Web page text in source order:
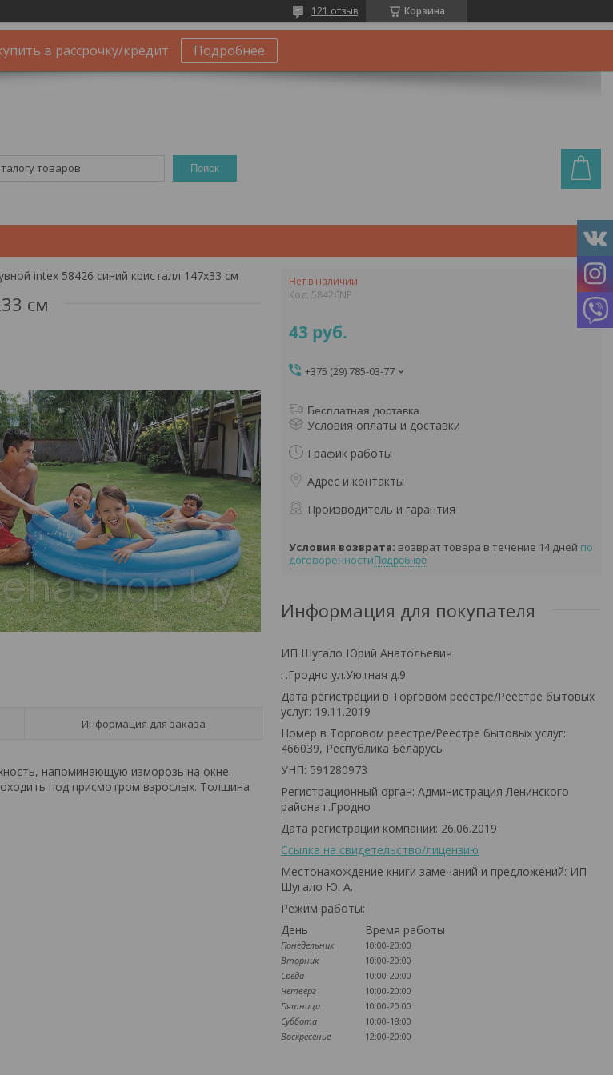
Корзина
121 отзыв
в рассрочку/кредит Подробнее
Поиск
intex 58426 синий кристалл 147х33 см
см
Информация для заказа
напоминающую изморозь на окне.
под присмотром взрослых. Толщина
Нет в наличии
Код: 58426NP
43 руб.
+375 (29) 785-03-77
Бесплатная доставка
Условия оплаты и доставки
График работы
Адрес и контакты
Производитель и гарантия
возврат товара в течение 14 дней по
договоренности Подробнее
Информация для покупателя
ИП Шугало Юрий Анатольевич
г.Гродно ул.Уютная д.9
Дата регистрации в Торговом реестре/Реестре бытовых
услуг: 19.11.2019
Номер в Торговом реестре/Реестре бытовых услуг:
466039, Республика Беларусь
УНП: 591280973
Регистрационный орган: Администрация Ленинского
района г.Гродно
Дата регистрации компании: 26.06.2019
Ссылка на свидетельство/лицензию
Местонахождение книги замечаний и предложений: ИП
Шугало Ю. А.
Режим работы:
День
Время работы
Понедельник
10:00-20:00
Вторник
10:00-20:00
Среда
10:00-20:00
Четверг
10:00-20:00
Пятница
10:00-20:00
Суббота
10:00-18:00
Воскресенье
12:00-20:00